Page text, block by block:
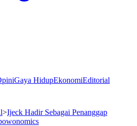
Gaya HidupEkonomiEditorial
>Ijeck Hadir Sebagai Penanggap